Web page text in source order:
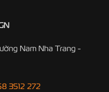
Nam Nha Trang -
3512 272